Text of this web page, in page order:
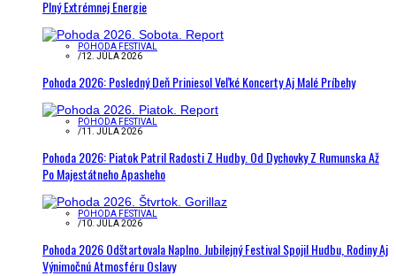
Plný Extrémnej Energie
POHODA FESTIVAL
/12. JÚLA 2026
Pohoda 2026: Posledný Deň Priniesol Veľké Koncerty Aj Malé Príbehy
POHODA FESTIVAL
/11. JÚLA 2026
Pohoda 2026: Piatok Patril Radosti Z Hudby. Od Dychovky Z Rumunska Až
Po Majestátneho Apasheho
POHODA FESTIVAL
/10. JÚLA 2026
Pohoda 2026 Odštartovala Naplno. Jubilejný Festival Spojil Hudbu, Rodiny Aj
Výnimočnú Atmosféru Oslavy